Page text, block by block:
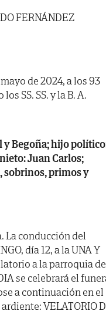
FERNÁNDEZ
de 2024, a los 93
SS. SS. y la B. A.
y Begoña; hijo
Juan Carlos;
sobrinos, primos y
La conducción del
día 12, a la UNA Y
a la parroquia de
se celebrará el
a continuación en el
VELATORIO